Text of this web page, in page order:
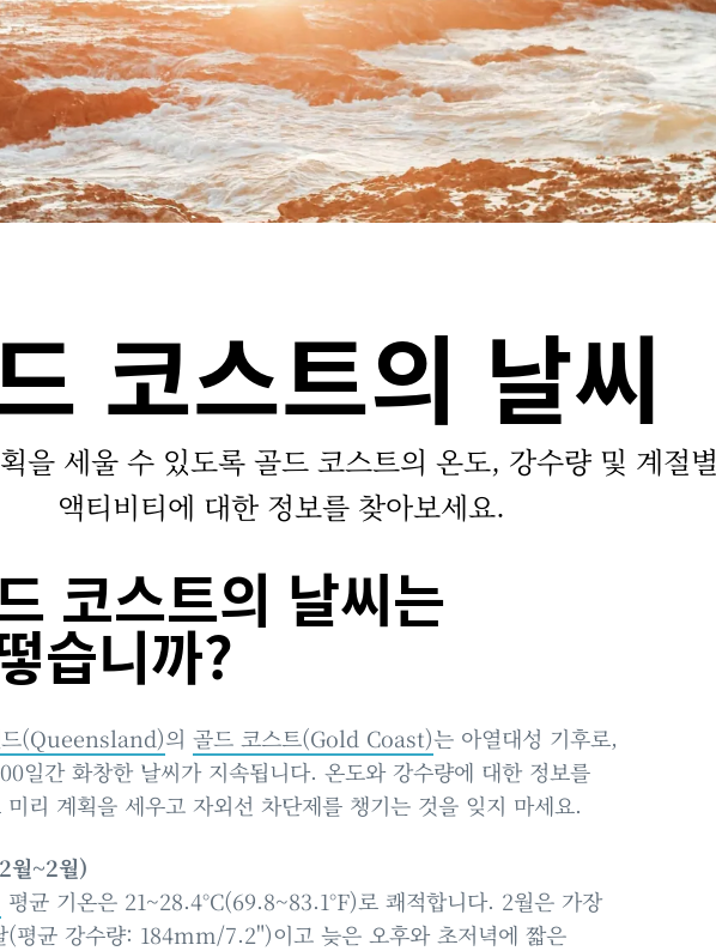
코스트의 날씨
을 세울 수 있도록 골드 코스트의 온도, 강수량 및 계절별
액티비티에 대한 정보를 찾아보세요.
코스트의 날씨는
습니까?
드(Queensland)의 골드 코스트(Gold Coast)는 아열대성 기후로,
일간 화창한 날씨가 지속됩니다. 온도와 강수량에 대한 정보를
미리 계획을 세우고 자외선 차단제를 챙기는 것을 잊지 마세요.
월~2월)
평균 기온은 21~28.4°C(69.8~83.1°F)로 쾌적합니다. 2월은 가장
(평균 강수량: 184mm/7.2")이고 늦은 오후와 초저녁에 짧은